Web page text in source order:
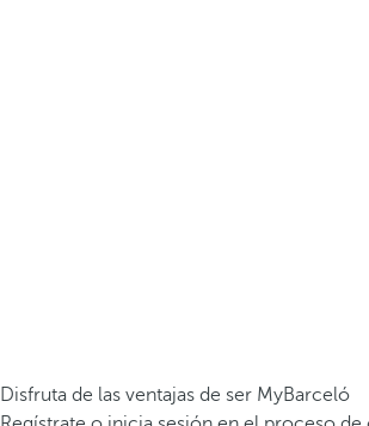
Disfruta de las ventajas de ser MyBarceló